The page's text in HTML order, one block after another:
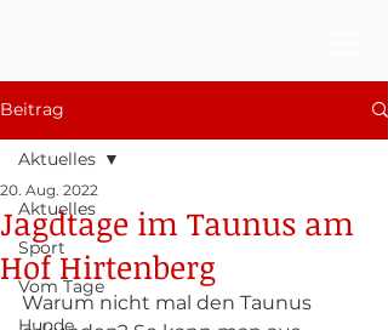
Beitrag
Aktuelles
Sport
Vom Tage
Hunde
Aktuelles
Jagdtage im Taunus am
Hof Hirtenberg
20. Aug. 2022
Warum nicht mal den Taunus